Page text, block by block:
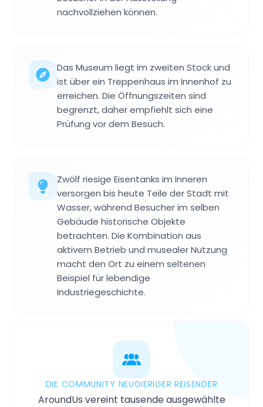
nachvollziehen können.
Das Museum liegt im zweiten Stock und
ist über ein Treppenhaus im Innenhof zu
erreichen. Die Öffnungszeiten sind
begrenzt, daher empfiehlt sich eine
Prüfung vor dem Besuch.
Zwölf riesige Eisentanks im Inneren
versorgen bis heute Teile der Stadt mit
Wasser, während Besucher im selben
Gebäude historische Objekte
betrachten. Die Kombination aus
aktivem Betrieb und musealer Nutzung
macht den Ort zu einem seltenen
Beispiel für lebendige
Industriegeschichte.
DIE COMMUNITY NEUGIERIGER REISENDER
AroundUs vereint tausende ausgewählte